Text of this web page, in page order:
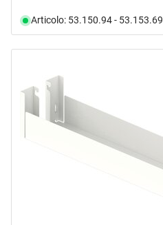
Articolo: 53.150.94 - 53.153.69